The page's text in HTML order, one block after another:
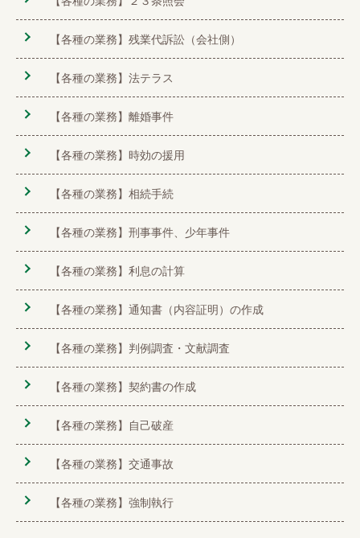
【各種の業務】残業代訴訟（会社側）
【各種の業務】法テラス
【各種の業務】離婚事件
【各種の業務】時効の援用
【各種の業務】相続手続
【各種の業務】刑事事件、少年事件
【各種の業務】利息の計算
【各種の業務】通知書（内容証明）の作成
【各種の業務】判例調査・文献調査
【各種の業務】契約書の作成
【各種の業務】自己破産
【各種の業務】交通事故
【各種の業務】強制執行